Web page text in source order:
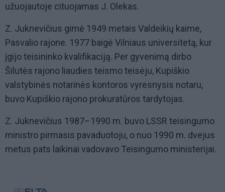
užuojautoje cituojamas J. Olekas.
Z. Juknevičius gimė 1949 metais Valdeikių kaime,
Pasvalio rajone. 1977 baigė Vilniaus universitetą, kur
įgijo teisininko kvalifikaciją. Per gyvenimą dirbo
Šilutės rajono liaudies teismo teisėju, Kupiškio
valstybinės notarinės kontoros vyresnysis notaru,
buvo Kupiškio rajono prokuratūros tardytojas.
Z. Juknevičius 1987–1990 m. buvo LSSR teisingumo
ministro pirmasis pavaduotoju, o nuo 1990 m. dvejus
metus pats laikinai vadovavo Teisingumo ministerijai.